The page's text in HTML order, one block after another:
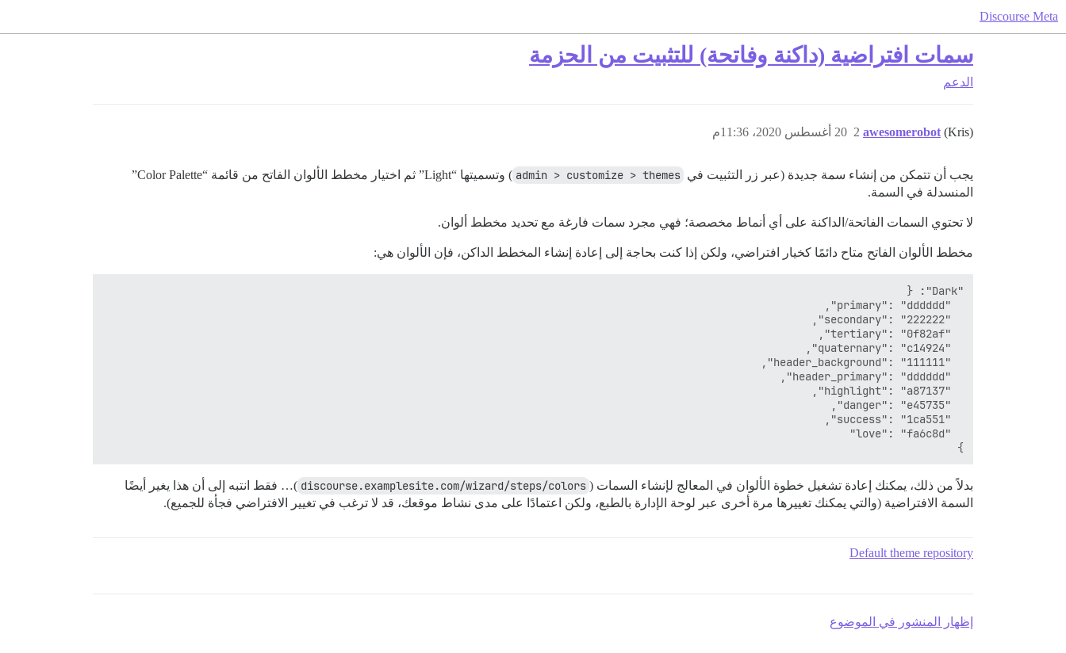
Discourse Meta
سمات افتراضية (داكنة وفاتحة) للتثبيت من الحزمة
الدعم
awesomerobot (Kris) 20 أغسطس 2020، 11:36م 2
يجب أن تتمكن من إنشاء سمة جديدة (عبر زر التثبيت في admin > customize > themes
) وتسميتها “Light” ثم اختيار مخطط الألوان الفاتح من قائمة “Color Palette”
المنسدلة في السمة.
لا تحتوي السمات الفاتحة/الداكنة على أي أنماط مخصصة؛ فهي مجرد سمات فارغة مع تحديد مخطط ألوان.
مخطط الألوان الفاتح متاح دائمًا كخيار افتراضي، ولكن إذا كنت بحاجة إلى إعادة إنشاء المخطط الداكن، فإن الألوان هي:
}
بدلاً من ذلك، يمكنك إعادة تشغيل خطوة الألوان في المعالج لإنشاء السمات ( discourse.examplesite.com/wizard/steps/colors )… فقط انتبه إلى أن هذا يغير أيضًا
السمة الافتراضية (والتي يمكنك تغييرها مرة أخرى عبر لوحة الإدارة بالطبع، ولكن اعتمادًا على مدى نشاط موقعك، قد لا ترغب في تغيير الافتراضي فجأة للجميع).
Default theme repository
إظهار المنشور في الموضوع